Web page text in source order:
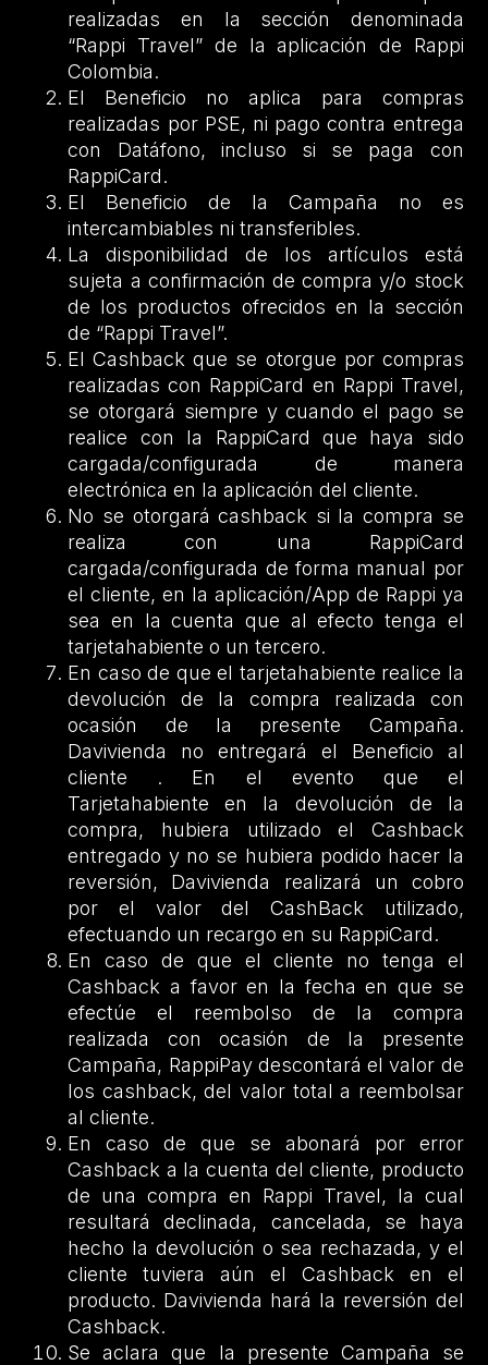
realizadas en la sección denominada
“Rappi Travel” de la aplicación de Rappi
Colombia.
El Beneficio no aplica para compras
realizadas por PSE, ni pago contra entrega
con Datáfono, incluso si se paga con
RappiCard.
El Beneficio de la Campaña no es
intercambiables ni transferibles.
La disponibilidad de los artículos está
sujeta a confirmación de compra y/o stock
de los productos ofrecidos en la sección
de “Rappi Travel”.
El Cashback que se otorgue por compras
realizadas con RappiCard en Rappi Travel,
se otorgará siempre y cuando el pago se
realice con la RappiCard que haya sido
cargada/configurada de manera
electrónica en la aplicación del cliente.
No se otorgará cashback si la compra se
realiza con una RappiCard
cargada/configurada de forma manual por
el cliente, en la aplicación/App de Rappi ya
sea en la cuenta que al efecto tenga el
tarjetahabiente o un tercero.
En caso de que el tarjetahabiente realice la
devolución de la compra realizada con
ocasión de la presente Campaña.
Davivienda no entregará el Beneficio al
cliente . En el evento que el
Tarjetahabiente en la devolución de la
compra, hubiera utilizado el Cashback
entregado y no se hubiera podido hacer la
reversión, Davivienda realizará un cobro
por el valor del CashBack utilizado,
efectuando un recargo en su RappiCard.
En caso de que el cliente no tenga el
Cashback a favor en la fecha en que se
efectúe el reembolso de la compra
realizada con ocasión de la presente
Campaña, RappiPay descontará el valor de
los cashback, del valor total a reembolsar
al cliente.
En caso de que se abonará por error
Cashback a la cuenta del cliente, producto
de una compra en Rappi Travel, la cual
resultará declinada, cancelada, se haya
hecho la devolución o sea rechazada, y el
cliente tuviera aún el Cashback en el
producto. Davivienda hará la reversión del
Cashback.
Se aclara que la presente Campaña se